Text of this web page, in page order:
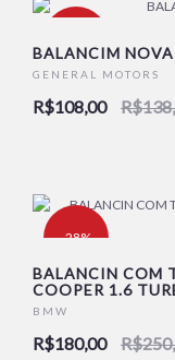
BALANCIM
GENERAL MOTORS
R$108,00
-28%
BALANCIN COM
COOPER 1.6
BMW
R$180,00